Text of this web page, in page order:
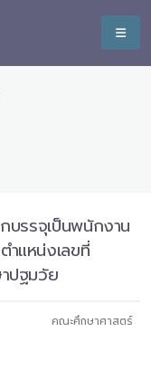
บรรจุเป็นพนักงาน
ำแหน่งเลขที่
ปฐมวัย
คณะศึกษาศาสตร์